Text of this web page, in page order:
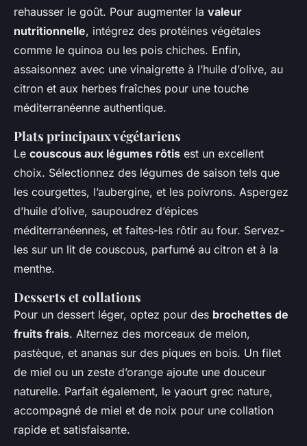
rehausser le goût. Pour augmenter la valeur
nutritionnelle, intégrez des protéines végétales
comme le quinoa ou les pois chiches. Enfin,
assaisonnez avec une vinaigrette à l’huile d’olive, au
citron et aux herbes fraîches pour une touche
méditerranéenne authentique.
Plats principaux végétariens
Le couscous aux légumes rôtis est un excellent
choix. Sélectionnez des légumes de saison tels que
les courgettes, l’aubergine, et les poivrons. Aspergez
d’huile d’olive, saupoudrez d’épices
méditerranéennes, et faites-les rôtir au four. Servez-
les sur un lit de couscous, parfumé au citron et à la
menthe.
Desserts et collations
Pour un dessert léger, optez pour des brochettes de
fruits frais. Alternez des morceaux de melon,
pastèque, et ananas sur des piques en bois. Un filet
de miel ou un zeste d’orange ajoute une douceur
naturelle. Parfait également, le yaourt grec nature,
accompagné de miel et de noix pour une collation
rapide et satisfaisante.